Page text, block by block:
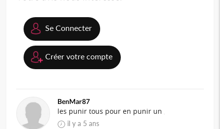
Se Connecter
Créer votre compte
BenMar87
les punir tous pour en punir un
il y a 5 ans